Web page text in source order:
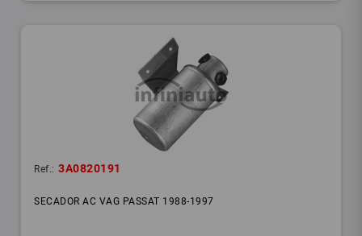
Ref.: 3A0820191
SECADOR AC VAG PASSAT 1988-1997